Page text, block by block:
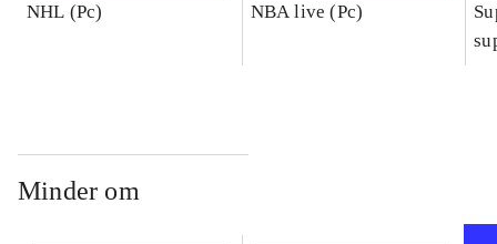
NHL (Pc) NBA live (Pc)
Minder om